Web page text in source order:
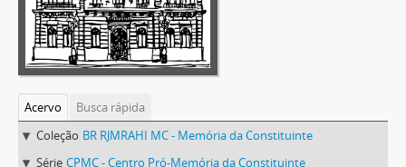
Acervo
Busca rápida
Coleção BR RJMRAHI MC - Memória da Constituinte
Série CPMC - Centro Pró-Memória da Constituinte